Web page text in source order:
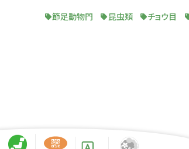
節足動物門 昆虫類 チョウ目